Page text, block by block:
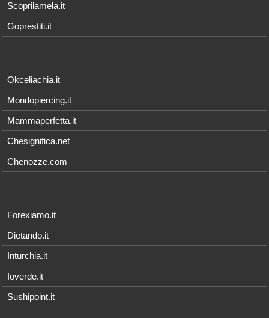
Scoprilamela.it
Goprestiti.it
Okceliachia.it
Mondopiercing.it
Mammaperfetta.it
Chesignifica.net
Chenozze.com
Forexiamo.it
Dietando.it
Inturchia.it
Ioverde.it
Sushipoint.it